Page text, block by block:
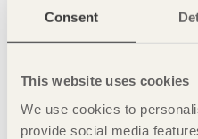
Consent
This website uses cookies
We use cookies to
provide social media
standarder för förenklad
Läs boken på Svenskt Träs
https://www.svenskttra.se/